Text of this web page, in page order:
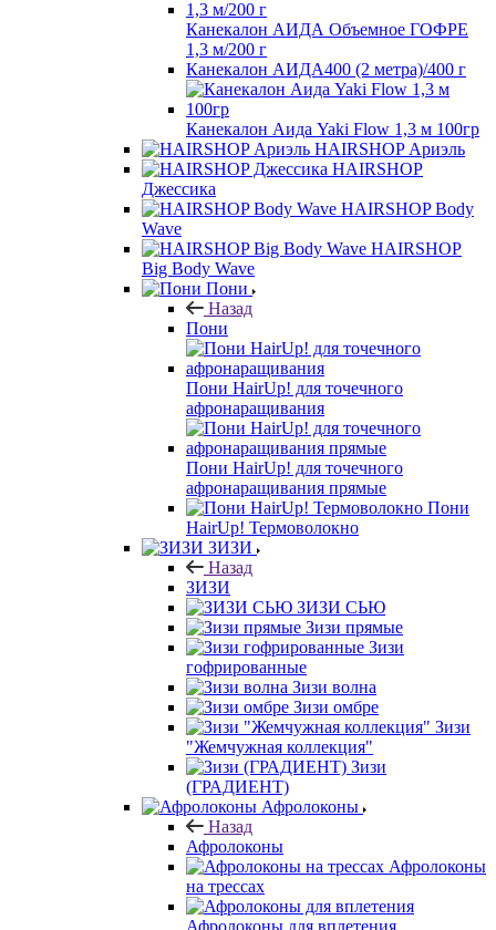
Канекалон АИДА Объемное ГОФРЕ
1,3 м/200 г
Канекалон АИДА400 (2 метра)/400 г
Канекалон Аида Yaki Flow 1,3 м 100гр
HAIRSHOP Ариэль
HAIRSHOP
Джессика
HAIRSHOP Body
Wave
HAIRSHOP
Big Body Wave
Пони
Назад
Пони
Пони HairUp! для точечного
афронаращивания
Пони HairUp! для точечного
афронаращивания прямые
Пони
HairUp! Термоволокно
ЗИЗИ
Назад
ЗИЗИ
ЗИЗИ СЬЮ
Зизи прямые
Зизи
гофрированные
Зизи волна
Зизи омбре
Зизи
"Жемчужная коллекция"
Зизи
(ГРАДИЕНТ)
Афролоконы
Назад
Афролоконы
Афролоконы
на трессах
Афролоконы для вплетения